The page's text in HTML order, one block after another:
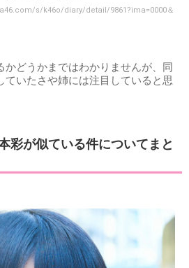
s/k46o/diary/detail/9861?ima=0000＆
かどうかまではわかりませんが、同
ていたさや姉には注目していると思
彩が似ている件についてまと